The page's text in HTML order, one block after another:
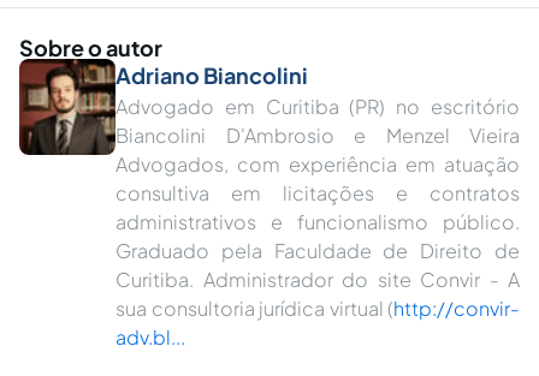
Sobre o autor
Adriano Biancolini
Advogado em Curitiba (PR) no escritório
Biancolini D'Ambrosio e Menzel Vieira
Advogados, com experiência em atuação
consultiva em licitações e contratos
administrativos e funcionalismo público.
Graduado pela Faculdade de Direito de
Curitiba. Administrador do site Convir - A
sua consultoria jurídica virtual (http://convir-
adv.bl...